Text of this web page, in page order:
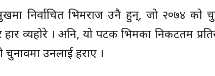
निर्वाचित भिमराज उनै हुन्, जो २०७४ को
हार व्यहोरे । अनि, यो पटक भिमका निकटतम
उनलाई हराए ।